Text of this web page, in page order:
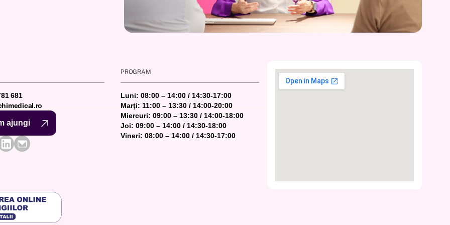
681
ajungi
ajungi
PROGRAM
Luni: 08:00 – 14:00 / 14:30-17:00
Marţi: 11:00 – 13:30 / 14:00-20:00
Miercuri: 09:00 – 13:30 / 14:00-18:00
Joi: 09:00 – 14:00 / 14:30-18:00
Vineri: 08:00 – 14:00 / 14:30-17:00